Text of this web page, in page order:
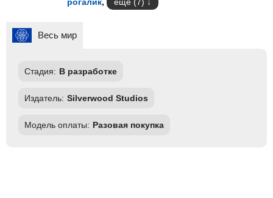
Весь мир
Стадия: В разработке
Издатель: Silverwood Studios
Модель оплаты: Разовая покупка